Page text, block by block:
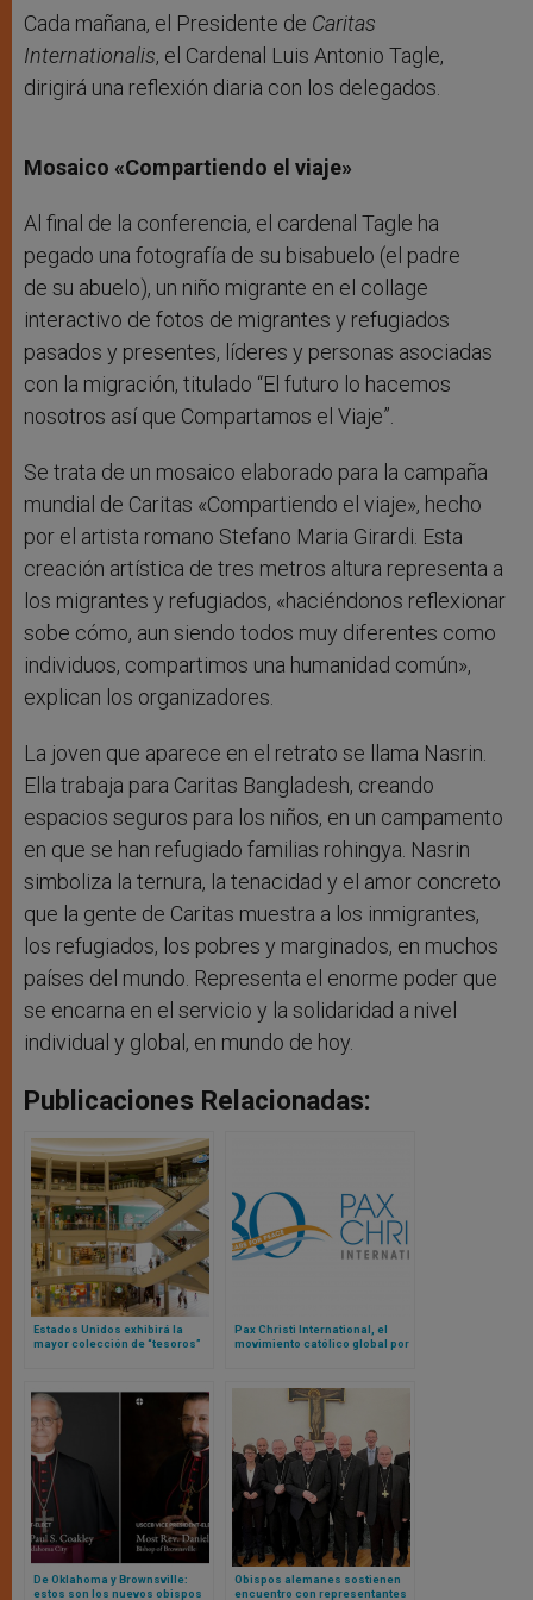
Cada mañana, el Presidente de Caritas
Internationalis, el Cardenal Luis Antonio Tagle,
dirigirá una reflexión diaria con los delegados.
Mosaico «Compartiendo el viaje»
Al final de la conferencia, el cardenal Tagle ha
pegado una fotografía de su bisabuelo (el padre
de su abuelo), un niño migrante en el collage
interactivo de fotos de migrantes y refugiados
pasados y presentes, líderes y personas asociadas
con la migración, titulado “El futuro lo hacemos
nosotros así que Compartamos el Viaje”.
Se trata de un mosaico elaborado para la campaña
mundial de Caritas «Compartiendo el viaje», hecho
por el artista romano Stefano Maria Girardi. Esta
creación artística de tres metros altura representa a
los migrantes y refugiados, «haciéndonos reflexionar
sobe cómo, aun siendo todos muy diferentes como
individuos, compartimos una humanidad común»,
explican los organizadores.
La joven que aparece en el retrato se llama Nasrin.
Ella trabaja para Caritas Bangladesh, creando
espacios seguros para los niños, en un campamento
en que se han refugiado familias rohingya. Nasrin
simboliza la ternura, la tenacidad y el amor concreto
que la gente de Caritas muestra a los inmigrantes,
los refugiados, los pobres y marginados, en muchos
países del mundo. Representa el enorme poder que
se encarna en el servicio y la solidaridad a nivel
individual y global, en mundo de hoy.
Publicaciones Relacionadas:
Estados Unidos exhibirá la
mayor colección de “tesoros”
Pax Christi International, el
movimiento católico global por
De Oklahoma y Brownsville:
estos son los nuevos obispos
Obispos alemanes sostienen
encuentro con representantes